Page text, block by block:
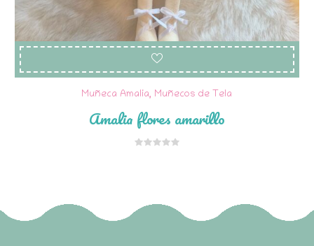
Muñeca Amalia, Muñecos de Tela
Amalia flores amarillo